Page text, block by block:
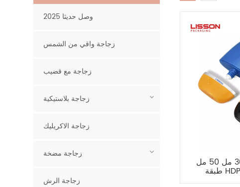
نوصي بشدة 30 مل 50 مل EVOH
طبقة HDPE زجاجة بلاستيكية
2025 وصل حديثا
زجاجة واقي من الشمس
زجاجة مع قضيب
زجاجة بلاستيكية
زجاجة الاكريليك
زجاجة مضخة
زجاجة الرش